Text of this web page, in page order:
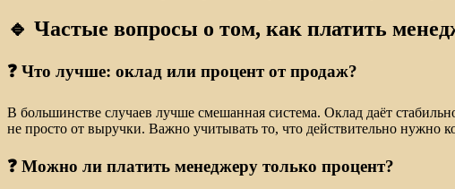
🔹 Частые вопросы о том, как платить
❓ Что лучше: оклад или процент от продаж?
В большинстве случаев лучше смешанная система. Оклад даёт
не просто от выручки. Важно учитывать то, что действительно нужно
❓ Можно ли платить менеджеру только процент?